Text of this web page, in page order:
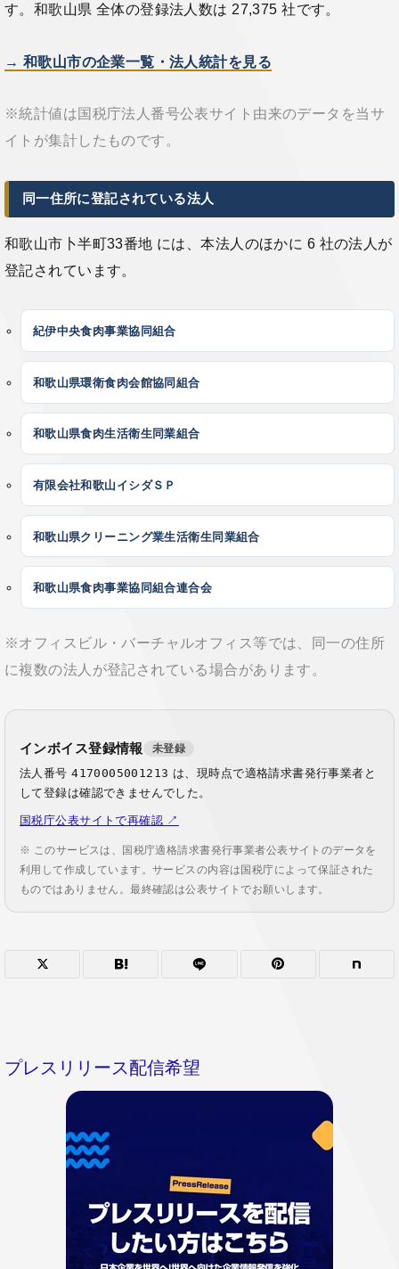
す。和歌山県 全体の登録法人数は 27,375 社です。
→ 和歌山市の企業一覧・法人統計を見る
※統計値は国税庁法人番号公表サイト由来のデータを当サ
イトが集計したものです。
同一住所に登記されている法人
和歌山市卜半町33番地 には、本法人のほかに 6 社の法人が
登記されています。
紀伊中央食肉事業協同組合
和歌山県環衛食肉会館協同組合
和歌山県食肉生活衛生同業組合
有限会社和歌山イシダＳＰ
和歌山県クリーニング業生活衛生同業組合
和歌山県食肉事業協同組合連合会
※オフィスビル・バーチャルオフィス等では、同一の住所
に複数の法人が登記されている場合があります。
インボイス登録情報 未登録
法人番号4170005001213 は、現時点で適格請求書発行事業者と
して登録は確認できませんでした。
国税庁公表サイトで再確認 ↗
※ このサービスは、国税庁適格請求書発行事業者公表サイトのデータを
利用して作成しています。サービスの内容は国税庁によって保証された
ものではありません。最終確認は公表サイトでお願いします。
プレスリリース配信希望